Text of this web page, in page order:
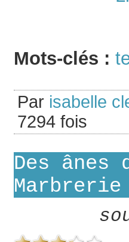
Mots-clés :
Par isabelle
7294 fois
Des ânes
Marbrerie